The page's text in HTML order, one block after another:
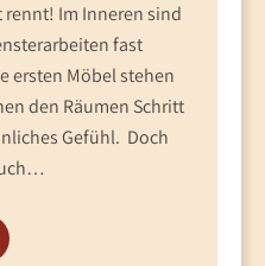
Im Inneren sind
fast
ersten Möbel stehen
den Räumen Schritt
Gefühl. Doch